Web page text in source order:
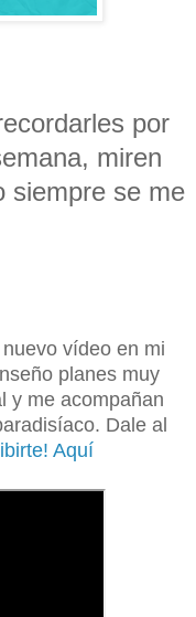
por
miren
siempre se me
vídeo en mi
planes muy
y me acompañan
Dale al
Aquí